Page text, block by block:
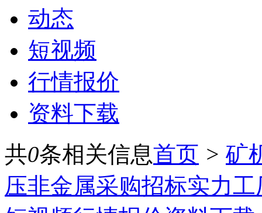
动态
短视频
行情报价
资料下载
共0条相关信息首页 > 矿
压非金属采购招标实力工